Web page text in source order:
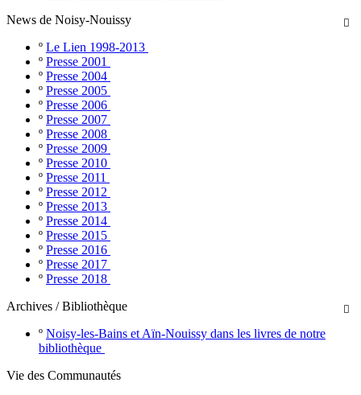

News de Noisy-Nouissy
º Le Lien 1998-2013
º Presse 2001
º Presse 2004
º Presse 2005
º Presse 2006
º Presse 2007
º Presse 2008
º Presse 2009
º Presse 2010
º Presse 2011
º Presse 2012
º Presse 2013
º Presse 2014
º Presse 2015
º Presse 2016
º Presse 2017
º Presse 2018

Archives / Bibliothèque
º Noisy-les-Bains et Aïn-Nouissy dans les livres de notre
bibliothèque
Vie des Communautés